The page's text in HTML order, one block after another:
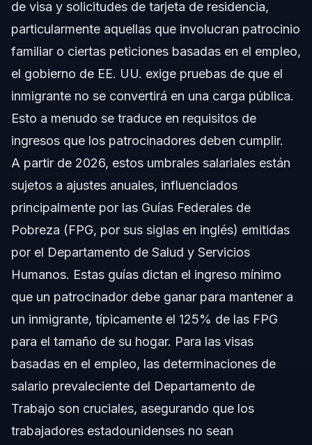
de visa y solicitudes de tarjeta de residencia,
particularmente aquellas que involucran patrocinio
familiar o ciertas peticiones basadas en el empleo,
el gobierno de EE. UU. exige pruebas de que el
inmigrante no se convertirá en una carga pública.
Esto a menudo se traduce en requisitos de
ingresos que los patrocinadores deben cumplir.
A partir de 2026, estos umbrales salariales están
sujetos a ajustes anuales, influenciados
principalmente por las Guías Federales de
Pobreza (FPG, por sus siglas en inglés) emitidas
por el Departamento de Salud y Servicios
Humanos. Estas guías dictan el ingreso mínimo
que un patrocinador debe ganar para mantener a
un inmigrante, típicamente el 125% de las FPG
para el tamaño de su hogar. Para las visas
basadas en el empleo, las determinaciones de
salario prevaleciente del Departamento de
Trabajo son cruciales, asegurando que los
trabajadores estadounidenses no sean